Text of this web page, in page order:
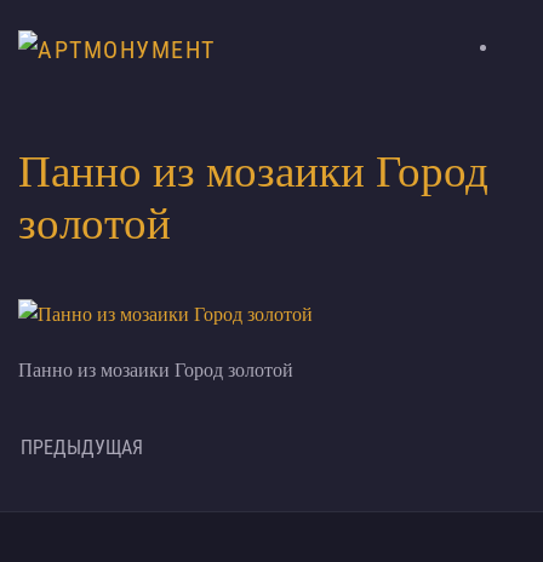
Панно из мозаики Город
золотой
Панно из мозаики Город золотой
ПРЕДЫДУЩАЯ